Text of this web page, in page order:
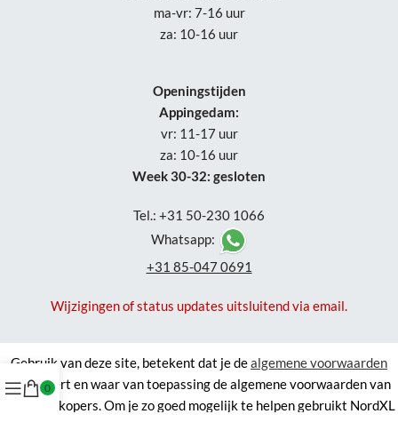
ma-vr: 7-16 uur
za: 10-16 uur
Openingstijden
Appingedam:
vr: 11-17 uur
za: 10-16 uur
Week 30-32: gesloten
Tel.: +31 50-230 1066
Whatsapp:
+31 85-047 0691
Wijzigingen of status updates uitsluitend via email.
Gebruik van deze site, betekent dat je dealgemene voorwaarden
accepteert en waar van toepassing de algemene voorwaarden van
derde verkopers. Om je zo goed mogelijk te helpen gebruikt NordXL
0